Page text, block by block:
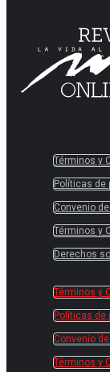
Términos y
Políticas de
Convenio
Términos y
Derechos
Términos y
Políticas de
Convenio
Términos y